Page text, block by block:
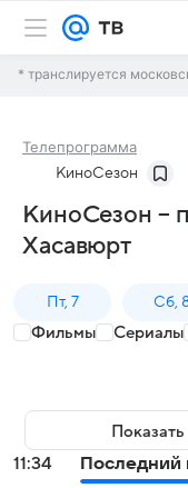
* транслируется
Телепрограмма
КиноСезон
КиноСезон –
Хасавюрт
Пт, 7 Сб,
Фильмы Сериалы
11:34
Последний